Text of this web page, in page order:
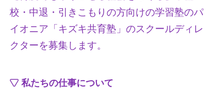
校・中退・引きこもりの方向けの学習塾のパ
イオニア「キズキ共育塾」のスクールディレ
クターを募集します。
私たちの仕事について